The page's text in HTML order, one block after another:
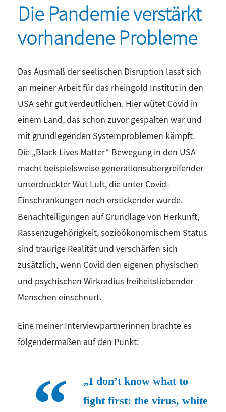
Die Pandemie verstärkt
vorhandene Probleme
Das Ausmaß der seelischen Disruption lässt sich
an meiner Arbeit für das rheingold Institut in den
USA sehr gut verdeutlichen. Hier wütet Covid in
einem Land, das schon zuvor gespalten war und
mit grundlegenden Systemproblemen kämpft.
Die „Black Lives Matter“ Bewegung in den USA
macht beispielsweise generationsübergreifender
unterdrückter Wut Luft, die unter Covid-
Einschränkungen noch erstickender wurde.
Benachteiligungen auf Grundlage von Herkunft,
Rassenzugehörigkeit, sozioökonomischem Status
sind traurige Realität und verschärfen sich
zusätzlich, wenn Covid den eigenen physischen
und psychischen Wirkradius freiheitsliebender
Menschen einschnürt.
Eine meiner Interviewpartnerinnen brachte es
folgendermaßen auf den Punkt:
„I don’t know what to
fight first: the virus, white